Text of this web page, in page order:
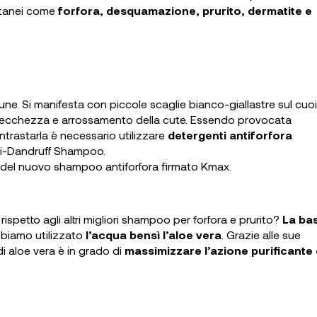
come forfora, desquamazione, prurito, dermatite e
Si manifesta con piccole scaglie bianco-giallastre sul
e arrossamento della cute. Essendo provocata
è necessario utilizzare detergenti antiforfora
Dandruff Shampoo.
nuovo shampoo antiforfora firmato Kmax.
agli altri migliori shampoo per forfora e prurito? La
utilizzato l’acqua bensì l’aloe vera . Grazie alle sue
aloe vera è in grado di massimizzare l’azione purificante